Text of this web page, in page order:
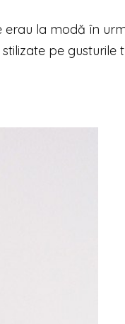
la modă în
pe gusturile